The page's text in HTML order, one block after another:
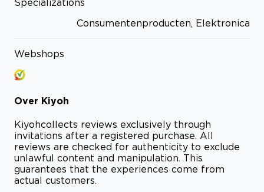
Consumentenproducten, Elektronica
Webshops
Over Kiyoh
Kiyohcollects reviews exclusively through
invitations after a registered purchase. All
reviews are checked for authenticity to exclude
unlawful content and manipulation. This
guarantees that the experiences come from
actual customers.